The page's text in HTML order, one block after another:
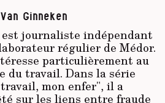
Ginneken
journaliste indépendant
régulier de Médor.
particulièrement au
du travail. Dans la série
mon enfer", il a
sur les liens entre fraude